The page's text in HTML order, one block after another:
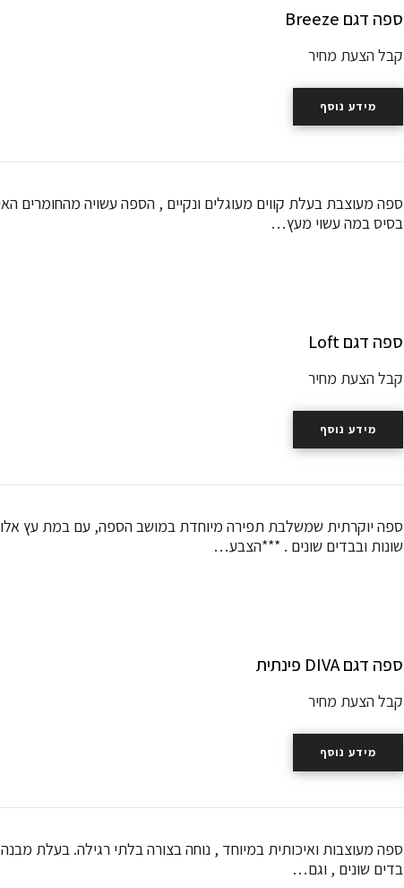
ספה דגם Breeze
קבל הצעת מחיר
מידע נוסף
ספה מעוצבת בעלת קווים מעוגלים ונקיים , הספה עשויה מהחומרים
בסיס במה עשוי מעץ…
ספה דגם Loft
קבל הצעת מחיר
מידע נוסף
ספה יוקרתית שמשלבת תפירה מיוחדת במושב הספה, עם במת עץ אלון
שונות ובבדים שונים . ***הצבע…
ספה דגם DIVA פינתית
קבל הצעת מחיר
מידע נוסף
ספה מעוצבות ואיכותית במיוחד , נוחה בצורה בלתי רגילה. בעלת מבנה
בדים שונים , וגם…